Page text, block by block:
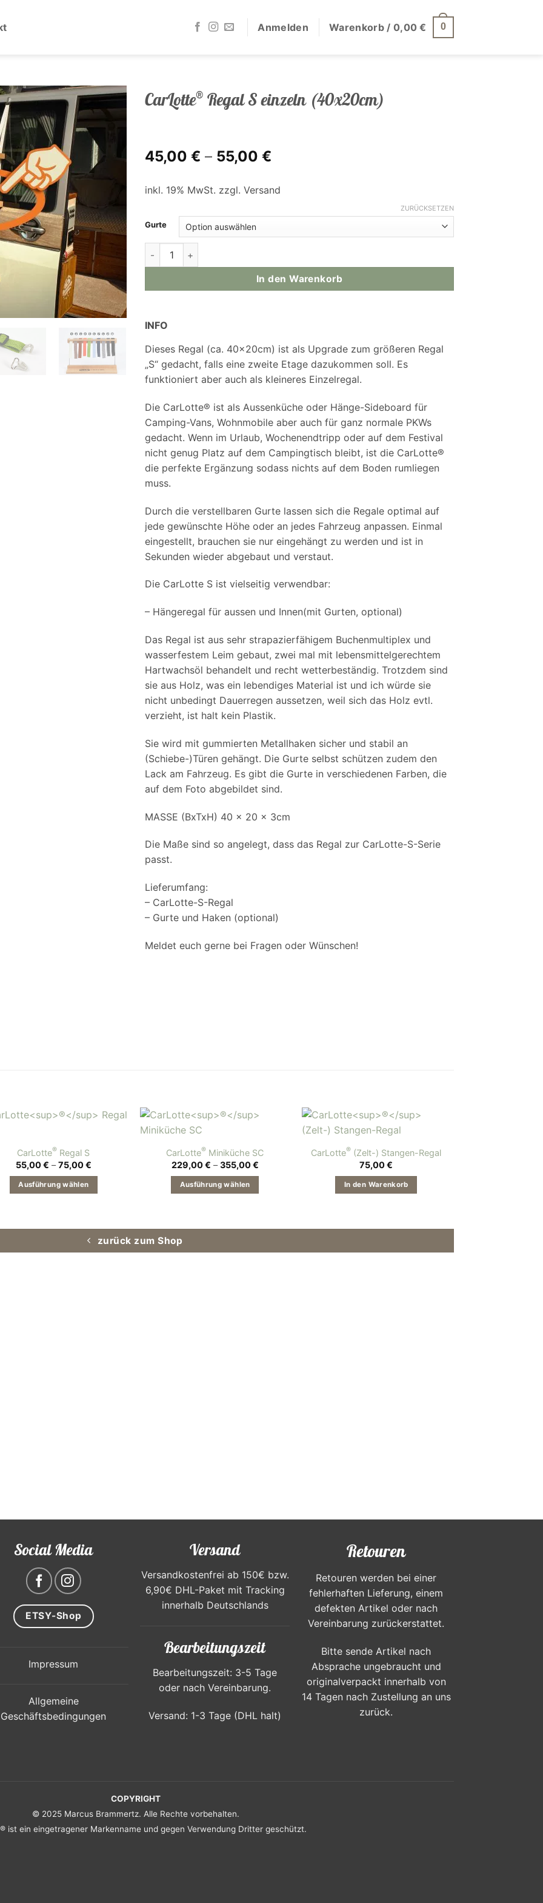
Anmelden Warenkorb / 0,00€ 0
CarLotte® Regal S einzeln (40x20cm)
45,00 € – 55,00 €
bis
55,00 €
inkl. 19% MwSt. zzgl. Versand
Gurte
ZURÜCKSETZEN
CarLotte® Regal S einzeln (40x20cm) Menge
In den Warenkorb
INFO
Dieses Regal (ca. 40x20cm) ist als Upgrade zum größeren Regal
„S“ gedacht, falls eine zweite Etage dazukommen soll. Es
funktioniert aber auch als kleineres Einzelregal.
Die CarLotte® ist als Aussenküche oder Hänge-Sideboard für
Camping-Vans, Wohnmobile aber auch für ganz normale PKWs
gedacht. Wenn im Urlaub, Wochenendtripp oder auf dem Festival
nicht genug Platz auf dem Campingtisch bleibt, ist die CarLotte®
die perfekte Ergänzung sodass nichts auf dem Boden rumliegen
muss.
Durch die verstellbaren Gurte lassen sich die Regale optimal auf
jede gewünschte Höhe oder an jedes Fahrzeug anpassen. Einmal
eingestellt, brauchen sie nur eingehängt zu werden und ist in
Sekunden wieder abgebaut und verstaut.
Die CarLotte S ist vielseitig verwendbar:
– Hängeregal für aussen und Innen(mit Gurten, optional)
Das Regal ist aus sehr strapazierfähigem Buchenmultiplex und
wasserfestem Leim gebaut, zwei mal mit lebensmittelgerechtem
Hartwachsöl behandelt und recht wetterbeständig. Trotzdem sind
sie aus Holz, was ein lebendiges Material ist und ich würde sie
nicht unbedingt Dauerregen aussetzen, weil sich das Holz evtl.
verzieht, ist halt kein Plastik.
Sie wird mit gummierten Metallhaken sicher und stabil an
(Schiebe-)Türen gehängt. Die Gurte selbst schützen zudem den
Lack am Fahrzeug. Es gibt die Gurte in verschiedenen Farben, die
auf dem Foto abgebildet sind.
MASSE (BxTxH) 40 x 20 x 3cm
Die Maße sind so angelegt, dass das Regal zur CarLotte-S-Serie
passt.
Lieferumfang:
– CarLotte-S-Regal
– Gurte und Haken (optional)
Meldet euch gerne bei Fragen oder Wünschen!
CarLotte® Regal S
55,00€ –75,00€Preisspanne:
Ausführung wählen
weist
Varianten
CarLotte® Miniküche SC
229,00€ –355,00€Preisspanne:
Ausführung wählen
weist
Varianten
CarLotte® (Zelt-) Stangen-Regal
75,00€
In den Warenkorb
zurück zum Shop
Social Media
ETSY-Shop
Impressum
Allgemeine
Geschäftsbedingungen
Versand
Versandkostenfrei ab 150€ bzw.
6,90€ DHL-Paket mit Tracking
innerhalb Deutschlands
Bearbeitungszeit
Bearbeitungszeit: 3-5 Tage
oder nach Vereinbarung.
Versand: 1-3 Tage (DHL halt)
Retouren
Retouren werden bei einer
fehlerhaften Lieferung, einem
defekten Artikel oder nach
Vereinbarung zurückerstattet.
Bitte sende Artikel nach
Absprache ungebraucht und
originalverpackt innerhalb von
14 Tagen nach Zustellung an uns
zurück.
COPYRIGHT
© 2025 Marcus Brammertz. Alle Rechte vorbehalten.
ist ein eingetragener Markenname und gegen Verwendung Dritter geschützt.